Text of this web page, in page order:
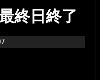
終日終了